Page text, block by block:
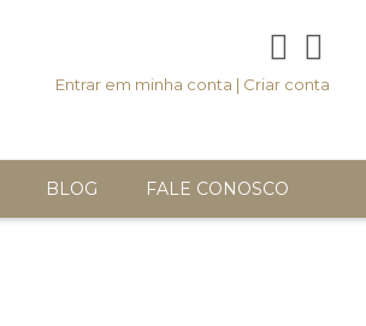
Entrar em minha conta | Criar conta
BLOG FALE CONOSCO